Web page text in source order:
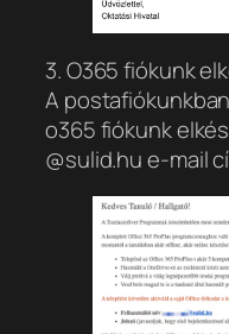
3. O365 fiókunk
A
o365 fiókunk
@sulid.hu e-mail